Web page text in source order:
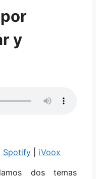
y
Spotify
iVoox
dos temas